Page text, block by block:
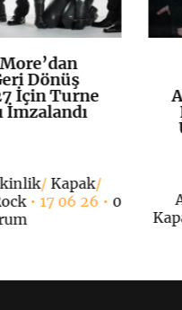
+Dönüş
İçin Turne
İmzalandı
/ Kapak/
• 17 06 26 • 0